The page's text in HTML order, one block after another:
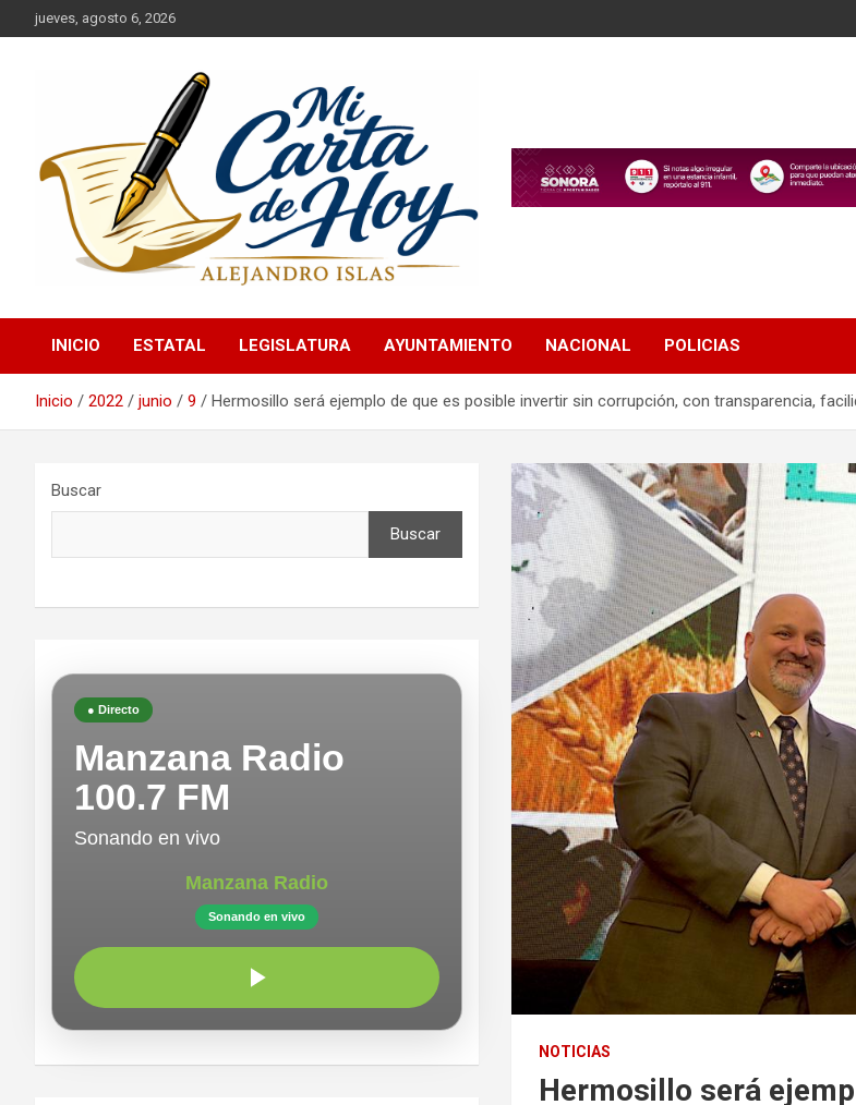
Saltar
al
jueves, agosto 6, 2026
Mi Carta de Hoy
INICIO ESTATAL LEGISLATURA AYUNTAMIENTO NACIONAL POLICIAS
Inicio 2022 junio 9 Hermosillo será ejemplo de que es posible invertir sin corrupción, con transparencia,
NOTICIAS
Hermosillo será
Buscar
Buscar
● Directo
Manzana Radio
100.7 FM
Sonando en vivo
Manzana Radio
Sonando en vivo